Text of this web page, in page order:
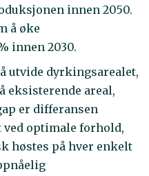
innen 2050.
å øke
innen 2030.
utvide dyrkingsarealet,
eksisterende areal,
er differansen
optimale forhold,
høstes på hver enkelt